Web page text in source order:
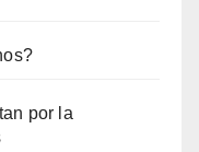
por la